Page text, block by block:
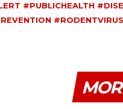
#PUBLICHEALTH